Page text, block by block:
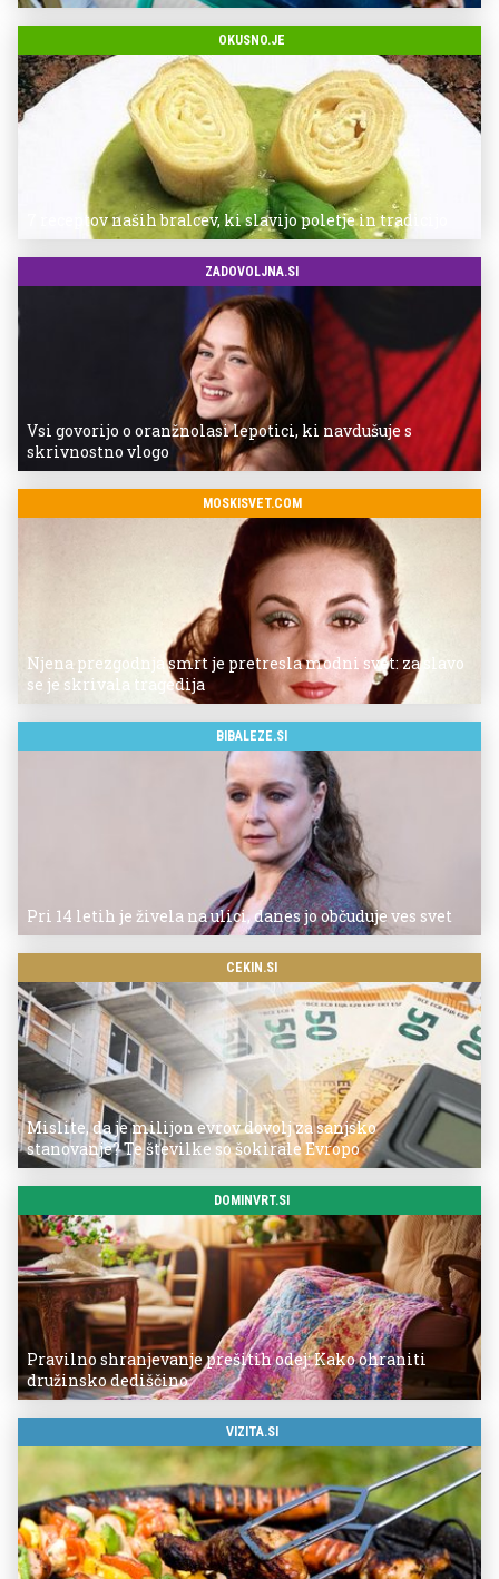
OKUSNO.JE
7 receptov naših bralcev, ki slavijo poletje in tradicijo
ZADOVOLJNA.SI
Vsi govorijo o oranžnolasi lepotici, ki navdušuje s
skrivnostno vlogo
MOSKISVET.COM
Njena prezgodnja smrt je pretresla modni svet: za slavo
se je skrivala tragedija
BIBALEZE.SI
Pri 14 letih je živela na ulici, danes jo občuduje ves svet
CEKIN.SI
Mislite, da je milijon evrov dovolj za sanjsko
stanovanje? Te številke so šokirale Evropo
DOMINVRT.SI
Pravilno shranjevanje prešitih odej: Kako ohraniti
družinsko dediščino
VIZITA.SI